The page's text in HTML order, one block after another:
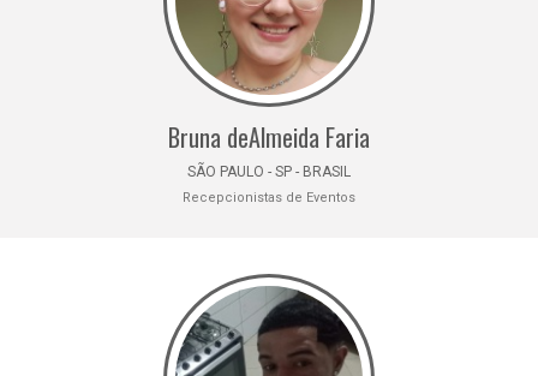
Bruna deAlmeida Faria
SÃO PAULO - SP - BRASIL
Recepcionistas de Eventos